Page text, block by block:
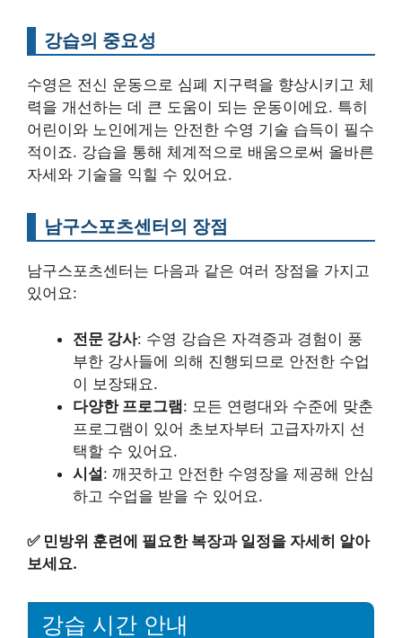
강습의 중요성
수영은 전신 운동으로 심폐 지구력을 향상시키고 체
력을 개선하는 데 큰 도움이 되는 운동이에요. 특히
어린이와 노인에게는 안전한 수영 기술 습득이 필수
적이죠. 강습을 통해 체계적으로 배움으로써 올바른
자세와 기술을 익힐 수 있어요.
남구스포츠센터의 장점
남구스포츠센터는 다음과 같은 여러 장점을 가지고
있어요:
전문 강사: 수영 강습은 자격증과 경험이 풍
부한 강사들에 의해 진행되므로 안전한 수업
이 보장돼요.
다양한 프로그램: 모든 연령대와 수준에 맞춘
프로그램이 있어 초보자부터 고급자까지 선
택할 수 있어요.
시설: 깨끗하고 안전한 수영장을 제공해 안심
하고 수업을 받을 수 있어요.
✅ 민방위 훈련에 필요한 복장과 일정을 자세히 알아
보세요.
강습 시간 안내